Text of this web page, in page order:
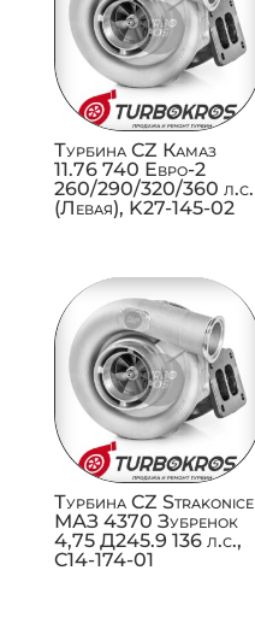
Турбина CZ Камаз
11.76 740 Евро-2
260/290/320/360 л.с.
(Левая), K27-145-02
Турбина CZ Strakonice
МАЗ 4370 Зубренок
4,75 Д245.9 136 л.с.,
C14-174-01